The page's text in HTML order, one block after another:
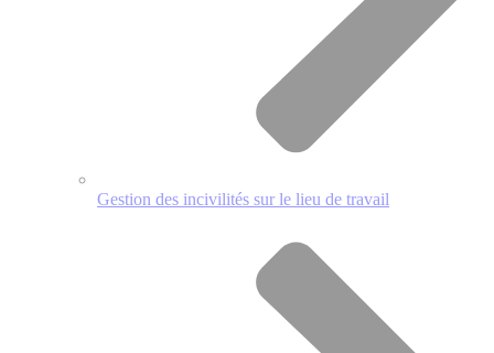
Gestion des incivilités sur le lieu de travail